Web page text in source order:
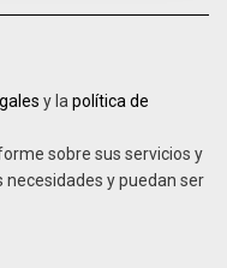
y lapolítica de
sobre sus servicios y
y puedan ser